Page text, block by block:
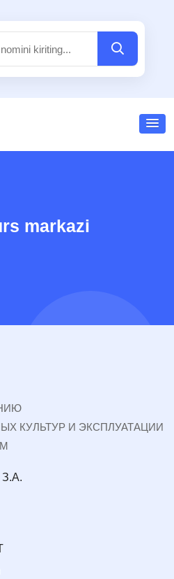
markazi
КУЛЬТУР И ЭКСПЛУАТАЦИИ